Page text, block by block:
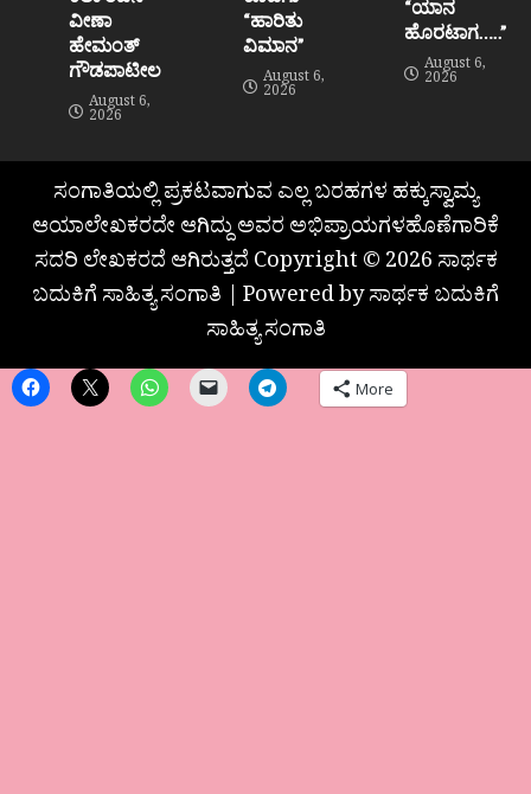
ವೀಣಾ
ಹೇಮಂತ್‌
ಗೌಡಪಾಟೀಲ
August 6,
2026
“ಹಾರಿತು
ವಿಮಾನ”
August 6,
2026
“ಯಾನ
ಹೊರಟಾಗ…..”
August 6,
2026
ಸಂಗಾತಿಯಲ್ಲಿ ಪ್ರಕಟವಾಗುವ ಎಲ್ಲ ಬರಹಗಳ ಹಕ್ಕುಸ್ವಾಮ್ಯ
ಆಯಾಲೇಖಕರದೇ ಆಗಿದ್ದು ಅವರ ಅಭಿಪ್ರಾಯಗಳಹೊಣೆಗಾರಿಕೆ
ಸದರಿ ಲೇಖಕರದೆ ಆಗಿರುತ್ತದೆ Copyright © 2026 ಸಾರ್ಥಕ
ಬದುಕಿಗೆ ಸಾಹಿತ್ಯ ಸಂಗಾತಿ | Powered by ಸಾರ್ಥಕ ಬದುಕಿಗೆ
ಸಾಹಿತ್ಯ ಸಂಗಾತಿ
More